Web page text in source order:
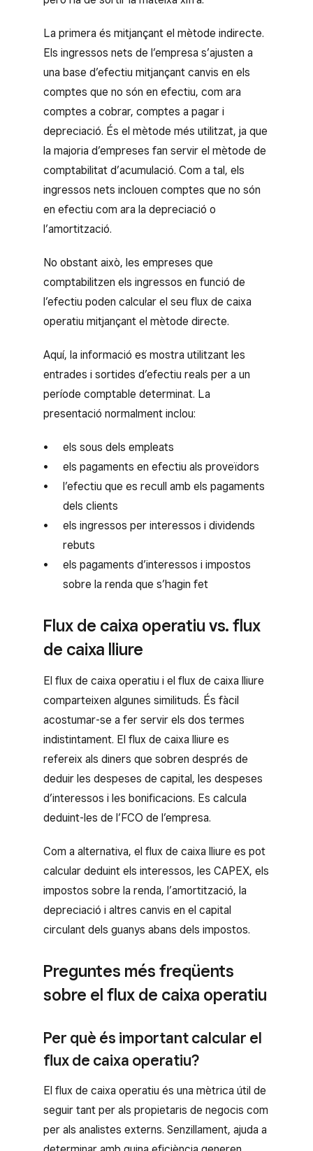
La primera és mitjançant el mètode indirecte.
Els ingressos nets de l’empresa s’ajusten a
una base d’efectiu mitjançant canvis en els
comptes que no són en efectiu, com ara
comptes a cobrar, comptes a pagar i
depreciació. És el mètode més utilitzat, ja que
la majoria d’empreses fan servir el mètode de
comptabilitat d’acumulació. Com a tal, els
ingressos nets inclouen comptes que no són
en efectiu com ara la depreciació o
l’amortització.
No obstant això, les empreses que
comptabilitzen els ingressos en funció de
l’efectiu poden calcular el seu flux de caixa
operatiu mitjançant el mètode directe.
Aquí, la informació es mostra utilitzant les
entrades i sortides d’efectiu reals per a un
període comptable determinat. La
presentació normalment inclou:
els sous dels empleats
els pagaments en efectiu als proveïdors
l’efectiu que es recull amb els pagaments
dels clients
els ingressos per interessos i dividends
rebuts
els pagaments d’interessos i impostos
sobre la renda que s’hagin fet
Flux de caixa operatiu vs. flux
de caixa lliure
El flux de caixa operatiu i el flux de caixa lliure
comparteixen algunes similituds. És fàcil
acostumar-se a fer servir els dos termes
indistintament. El flux de caixa lliure es
refereix als diners que sobren després de
deduir les despeses de capital, les despeses
d’interessos i les bonificacions. Es calcula
deduint-les de l’FCO de l’empresa.
Com a alternativa, el flux de caixa lliure es pot
calcular deduint els interessos, les CAPEX, els
impostos sobre la renda, l’amortització, la
depreciació i altres canvis en el capital
circulant dels guanys abans dels impostos.
Preguntes més freqüents
sobre el flux de caixa operatiu
Per què és important calcular el
flux de caixa operatiu?
El flux de caixa operatiu és una mètrica útil de
seguir tant per als propietaris de negocis com
per als analistes externs. Senzillament, ajuda a